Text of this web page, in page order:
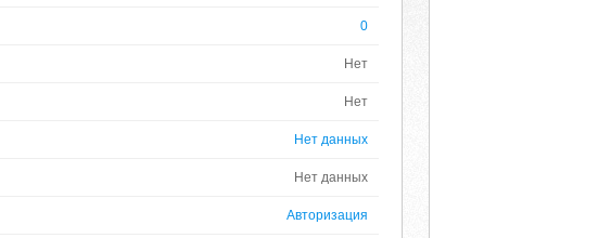
0
Нет
Нет
Нет данных
Нет данных
Авторизация